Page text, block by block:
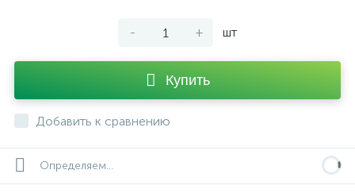
- + шт
Купить
Добавить к сравнению
Определяем...